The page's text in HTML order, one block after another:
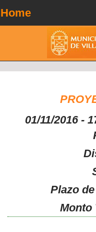
Home
01/11/2016 -
Plazo
Monto